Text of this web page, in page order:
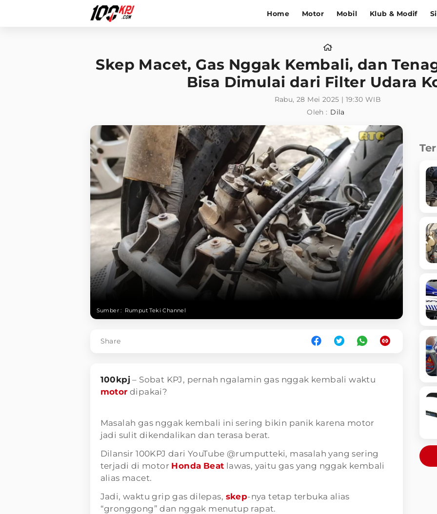
Home Motor Mobil Klub & Modif
Skep Macet, Gas Nggak Kembali, dan
Bisa Dimulai dari Filter Udara
Rabu, 28 Mei 2025 | 19:30 WIB
Oleh : Dila
Sumber : Rumput Teki Channel
Share
100kpj– Sobat KPJ, pernah ngalamin gas nggak kembali waktu
motor dipakai?
Masalah gas nggak kembali ini sering bikin panik karena motor
jadi sulit dikendalikan dan terasa berat.
Dilansir 100KPJ dari YouTube @rumputteki, masalah yang sering
terjadi di motor Honda Beat lawas, yaitu gas yang nggak kembali
alias macet.
Jadi, waktu grip gas dilepas, skep-nya tetap terbuka alias
“gronggong” dan nggak menutup rapat.